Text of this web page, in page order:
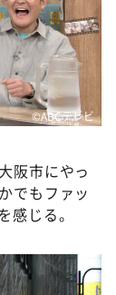
©️ABCテレビ
阪市にやっ
でもファッ
感じる。